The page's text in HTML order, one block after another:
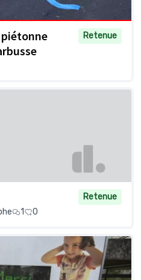
piétonne
Retenue
Retenue
1 0